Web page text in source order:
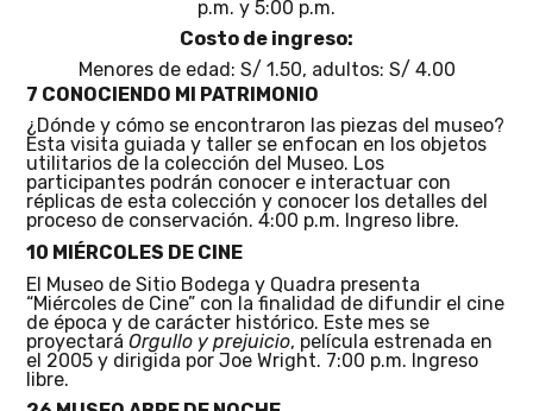
p.m. y 5:00 p.m.
Costo de ingreso:
Menores de edad: S/ 1.50, adultos: S/ 4.00
7 CONOCIENDO MI PATRIMONIO
¿Dónde y cómo se encontraron las piezas del museo?
Esta visita guiada y taller se enfocan en los objetos
utilitarios de la colección del Museo. Los
participantes podrán conocer e interactuar con
réplicas de esta colección y conocer los detalles del
proceso de conservación. 4:00 p.m. Ingreso libre.
10 MIÉRCOLES DE CINE
El Museo de Sitio Bodega y Quadra presenta
“Miércoles de Cine” con la finalidad de difundir el cine
de época y de carácter histórico. Este mes se
proyectaráOrgullo y prejuicio, película estrenada en
el 2005 y dirigida por Joe Wright. 7:00 p.m. Ingreso
libre.